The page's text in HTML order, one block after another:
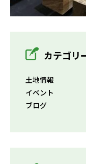
カテゴリ
土地情報
イベント
ブログ